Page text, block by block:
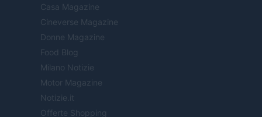
Casa Magazine
Cineverse Magazine
Donne Magazine
Food Blog
Milano Notizie
Motor Magazine
Notizie.it
Offerte Shopping